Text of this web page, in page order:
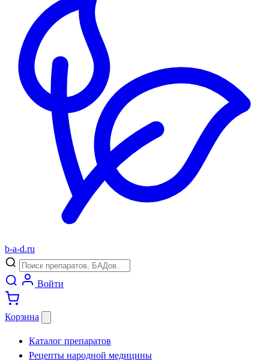
b-a-d.ru
Войти
Корзина
Каталог препаратов
Рецепты народной медицины